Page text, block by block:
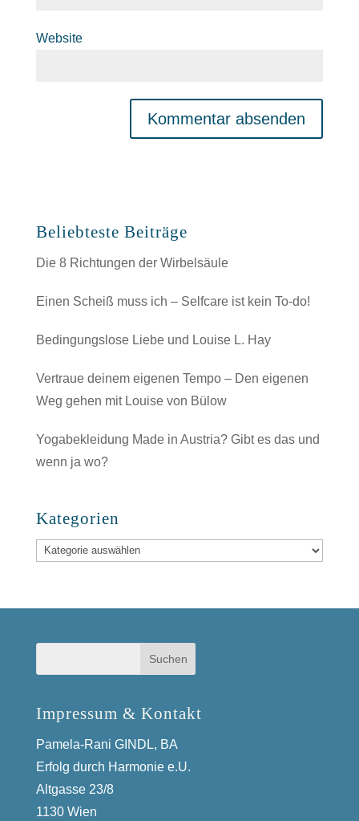
Website
Beliebteste Beiträge
Die 8 Richtungen der Wirbelsäule
Einen Scheiß muss ich – Selfcare ist kein To-do!
Bedingungslose Liebe und Louise L. Hay
Vertraue deinem eigenen Tempo – Den eigenen
Weg gehen mit Louise von Bülow
Yogabekleidung Made in Austria? Gibt es das und
wenn ja wo?
Kategorien
Kategorien
Impressum & Kontakt
Pamela-Rani GINDL, BA
Erfolg durch Harmonie e.U.
Altgasse 23/8
1130 Wien